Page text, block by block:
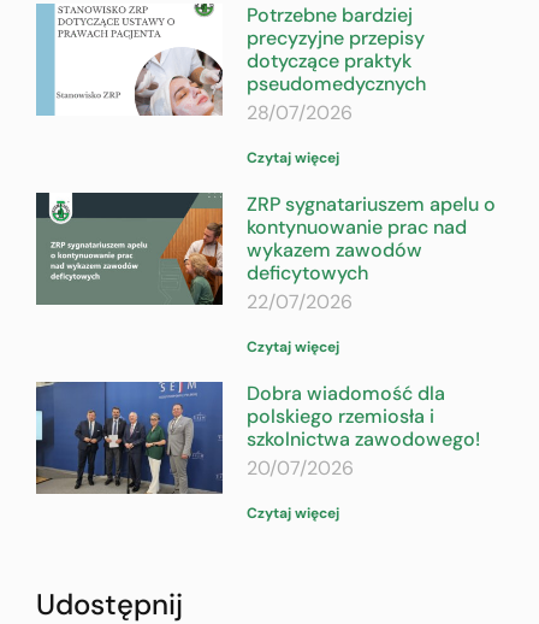
Potrzebne bardziej
precyzyjne przepisy
dotyczące praktyk
pseudomedycznych
28/07/2026
Czytaj więcej
ZRP sygnatariuszem apelu o
kontynuowanie prac nad
wykazem zawodów
deficytowych
22/07/2026
Czytaj więcej
Dobra wiadomość dla
polskiego rzemiosła i
szkolnictwa zawodowego!
20/07/2026
Czytaj więcej
Udostępnij